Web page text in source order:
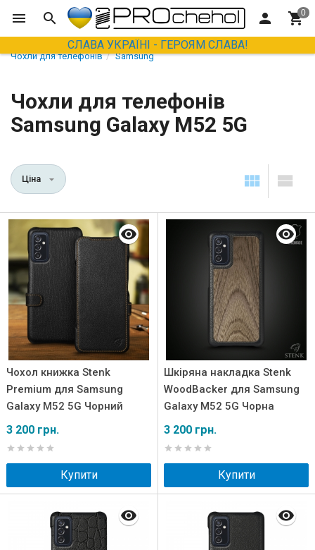
СЛАВА УКРАЇНІ - ГЕРОЯМ СЛАВА!
Чохли для телефонів Samsung
Чохли для телефонів
Samsung Galaxy M52 5G
Ціна
Чохол книжка Stenk
Premium для Samsung
Galaxy M52 5G Чорний
3 200 грн.
Купити
Шкіряна накладка Stenk
WoodBacker для Samsung
Galaxy M52 5G Чорна
3 200 грн.
Купити